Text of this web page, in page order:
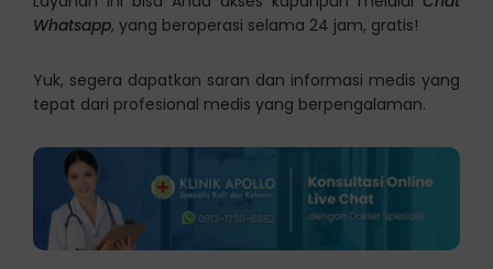
Whatsapp, yang beroperasi selama 24 jam, gratis!
Yuk, segera dapatkan saran dan informasi medis yang
tepat dari profesional medis yang berpengalaman.